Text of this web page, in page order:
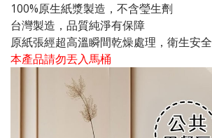
100%原生紙漿製造，不含瑩生劑
台灣製造，品質純淨有保障
原紙張經超高溫瞬間乾燥處理，衛生安全
本產品請勿丟入馬桶